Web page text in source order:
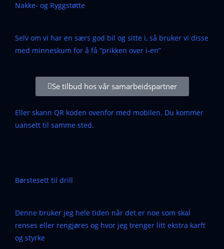
Nakke- og Ryggstøtte
Selv om vi har en særs god bil og sitte i, så bruker vi disse
med minneskum for å få “prikken over i-en”
Se tilbud hos vår samarbeidspartner
Eller skann QR koden ovenfor med mobilen. Du kommer
uansett til samme sted.
Børstesett til drill
Denne bruker jeg hele tiden når det er noe som skal
renses eller rengjøres og hvor jeg trenger litt ekstra karft
og styrke